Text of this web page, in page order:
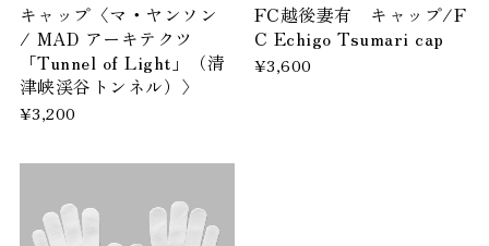
キャップ〈マ・ヤンソン
/ MAD アーキテクツ
「Tunnel of Light」（清
津峡渓谷トンネル）〉
¥3,200
FC越後妻有 キャップ/F
C Echigo Tsumari cap
¥3,600